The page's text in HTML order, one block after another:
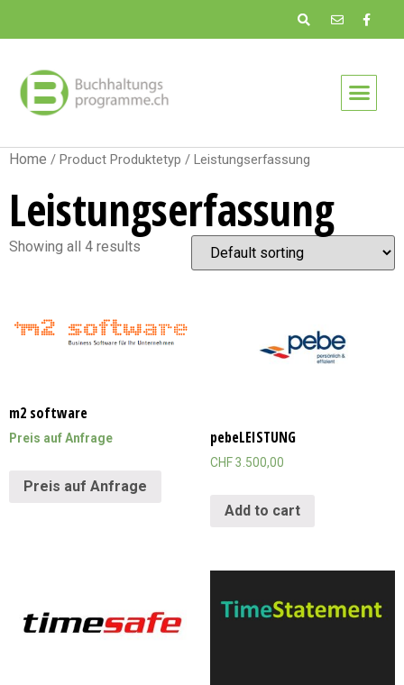
Home / Product Produktetyp / Leistungserfassung
Leistungserfassung
Showing all 4 results
m2 software
Preis auf Anfrage
Preis auf Anfrage
pebeLEISTUNG
CHF3.500,00
Add to cart